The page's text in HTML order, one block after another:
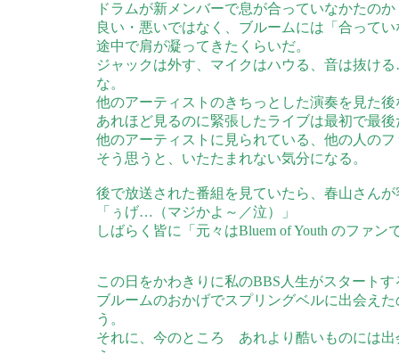
ドラムが新メンバーで息が合っていなかた
良い・悪いではなく、ブルームには「合って
途中で肩が凝ってきたくらいだ。
ジャックは外す、マイクはハウる、音は抜
な。
他のアーティストのきちっとした演奏を見た
あれほど見るのに緊張したライブは最初で最
他のアーティストに見られている、他の人の
そう思うと、いたたまれない気分になる。
後で放送された番組を見ていたら、春山さん
「ぅげ…（マジかよ～／泣）」
しばらく皆に「元々はBluem of Youth のファ
この日をかわきりに私のBBS人生がスタートす
ブルームのおかげでスプリングベルに出会え
う。
それに、今のところ あれより酷いものには